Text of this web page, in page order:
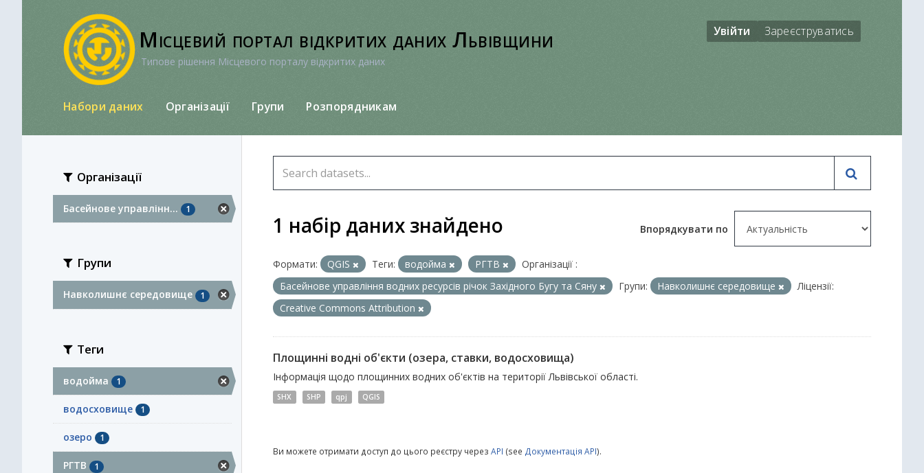
Місцевий портал відкритих даних Львівщини
Типове рішення Місцевого порталу відкритих даних
Увійти Зареєструватись
Набори даних Організації Групи Розпорядникам
Організації
Басейнове управлінн... 1
Групи
Навколишнє середовище 1
Теги
водойма 1
водосховище 1
озеро 1
РГТВ 1
Впорядкувати по
1 набір даних знайдено
Формати: QGIS Теги: водойма РГТВ
Організації :
Басейнове управління водних ресурсів річок Західного Бугу та Сяну
Групи: Навколишнє середовище
Ліцензії:
Creative Commons Attribution
Площинні водні об'єкти (озера, ставки, водосховища)
Інформація щодо площинних водних об'єктів на території Львівської області.
SHX SHP qpj QGIS
Ви можете отримати доступ до цього реєстру через API (see Документація API).